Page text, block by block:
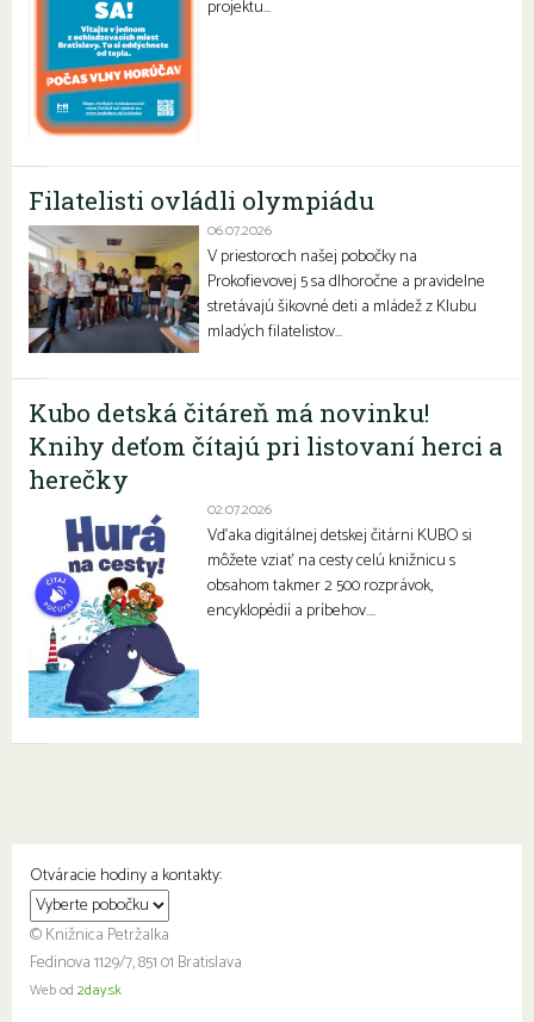
projektu…
Filatelisti ovládli olympiádu
06.07.2026
V priestoroch našej pobočky na
Prokofievovej 5 sa dlhoročne a pravidelne
stretávajú šikovné deti a mládež z Klubu
mladých filatelistov…
Kubo detská čitáreň má novinku!
Knihy deťom čítajú pri listovaní herci a
herečky
02.07.2026
Vďaka digitálnej detskej čitárni KUBO si
môžete vziať na cesty celú knižnicu s
obsahom takmer 2 500 rozprávok,
encyklopédií a príbehov….
Otváracie hodiny a kontakty:
© Knižnica Petržalka
Fedinova 1129/7, 851 01 Bratislava
Web od 2day.sk